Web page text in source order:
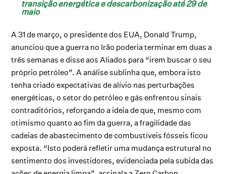
transição energética e descarbonização até 29 de
maio
A 31 de março, o presidente dos EUA, Donald Trump,
anunciou que a guerra no Irão poderia terminar em duas a
três semanas e disse aos Aliados para “irem buscar o seu
próprio petróleo”. A análise sublinha que, embora isto
tenha criado expectativas de alívio nas perturbações
energéticas, o setor do petróleo e gás enfrentou sinais
contraditórios, reforçando a ideia de que, mesmo com
otimismo quanto ao fim da guerra, a fragilidade das
cadeias de abastecimento de combustíveis fósseis ficou
exposta. “Isto poderá refletir uma mudança estrutural no
sentimento dos investidores, evidenciada pela subida das